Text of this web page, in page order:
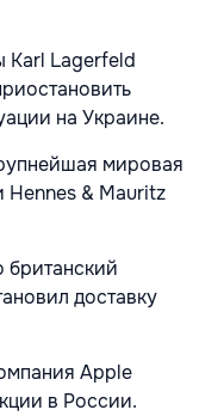
Karl Lagerfeld
на Украине.
мировая
Hennes & Mauritz
британский
доставку
Apple
в России.